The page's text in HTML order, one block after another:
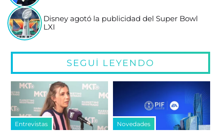
Disney agotó la publicidad del Super Bowl
LXI
SEGUÍ LEYENDO
Entrevistas Novedades